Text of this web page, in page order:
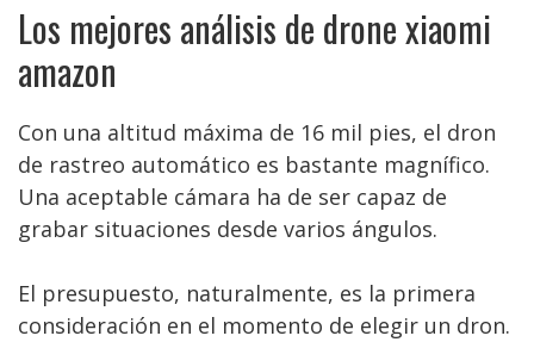
Los mejores análisis de drone xiaomi
amazon
Con una altitud máxima de 16 mil pies, el dron
de rastreo automático es bastante magnífico.
Una aceptable cámara ha de ser capaz de
grabar situaciones desde varios ángulos.
El presupuesto, naturalmente, es la primera
consideración en el momento de elegir un dron.